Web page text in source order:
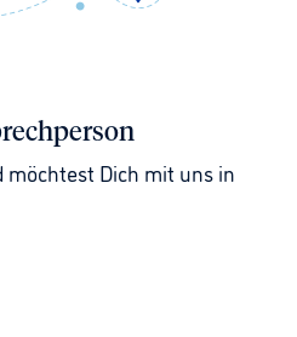
möchtest Dich mit uns in